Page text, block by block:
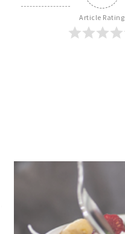
Article Rating